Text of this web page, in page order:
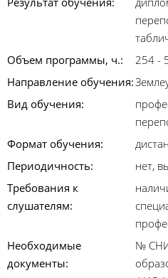
Объем программы, ч.:
254 -
Направление обучения:
Вид обучения:
Формат обучения:
Периодичность:
нет,
Требования к
слушателям:
Необходимые
документы:
№